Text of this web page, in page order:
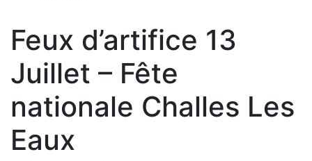
Feux d’artifice 13
Juillet – Fête
nationale Challes Les
Eaux